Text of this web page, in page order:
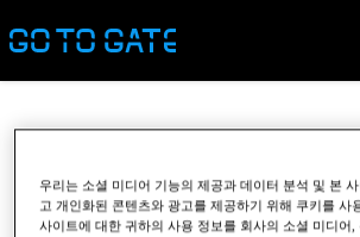
우리는 소셜 미디어 기능의 제공과 데이터 분석 및 본
고 개인화된 콘텐츠와 광고를 제공하기 위해 쿠키를 사
사이트에 대한 귀하의 사용 정보를 회사의 소셜 미디어